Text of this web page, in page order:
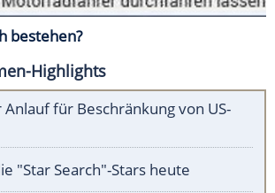
bestehen?
Highlights
für Beschränkung von US-
"Star Search"-Stars heute